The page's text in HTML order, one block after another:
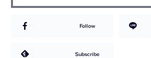
Follow
Subscribe